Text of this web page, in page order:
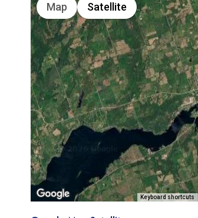
Map Satellite
Keyboard shortcuts